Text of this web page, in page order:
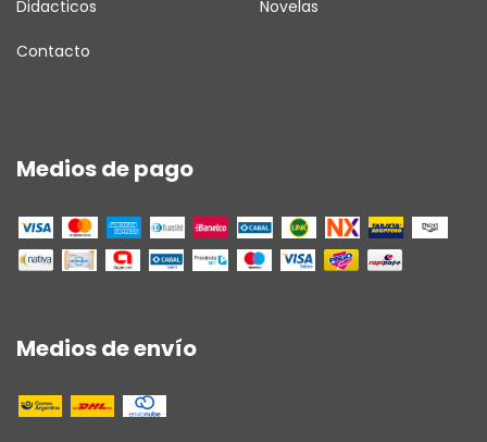
Didacticos Novelas
Contacto
Medios de pago
Medios de envío